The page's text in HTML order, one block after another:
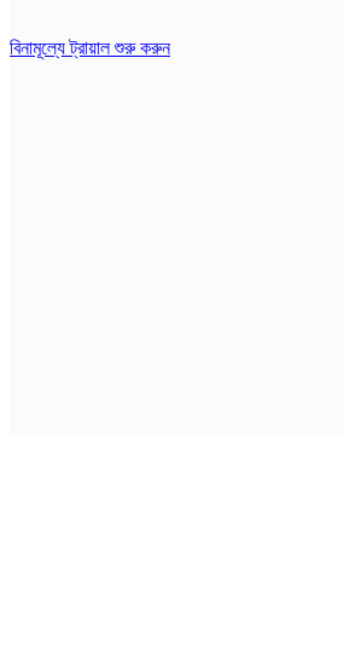
বিনামূল্যে ট্রায়াল শুরু করুন